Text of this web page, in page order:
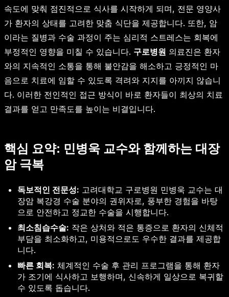
속도에 맞춰 점진적으로 식사를 시작하게 되며, 전문 영양사
가 환자의 상태를 고려한 맞춤 식단을 제공합니다. 또한, 암
이라는 질병과 수술 과정이 주는 심리적 스트레스는 회복에
부정적인 영향을 미칠 수 있습니다. 구로병원 의료진은 환자
와의 지속적인 소통을 통해 불안감을 해소하고 긍정적인 마
음으로 치료에 임할 수 있도록 격려와 지지를 아끼지 않습니
다. 이러한 전인적인 접근 방식이 바로 환자들이 최상의 치료
결과를 얻고 만족도를 높이는 비결입니다.
핵심 요약: 민병욱 교수와 함께하는 대장
암 극복
독보적인 전문성: 고려대학교 구로병원 민병욱 교수는 대
장암 복강경 수술 분야의 권위자로, 풍부한 경험을 바탕
으로 안전하고 정교한 수술을 시행합니다.
최소침습수술: 작은 상처와 적은 통증으로 환자의 신체적
부담을 최소화하고, 미용적으로도 우수한 결과를 제공합
니다.
빠른 회복: 체계적인 수술 후 관리 프로그램을 통해 환자
가 조기에 식사하고 보행하며, 신속하게 일상으로 복귀할
수 있도록 돕습니다.